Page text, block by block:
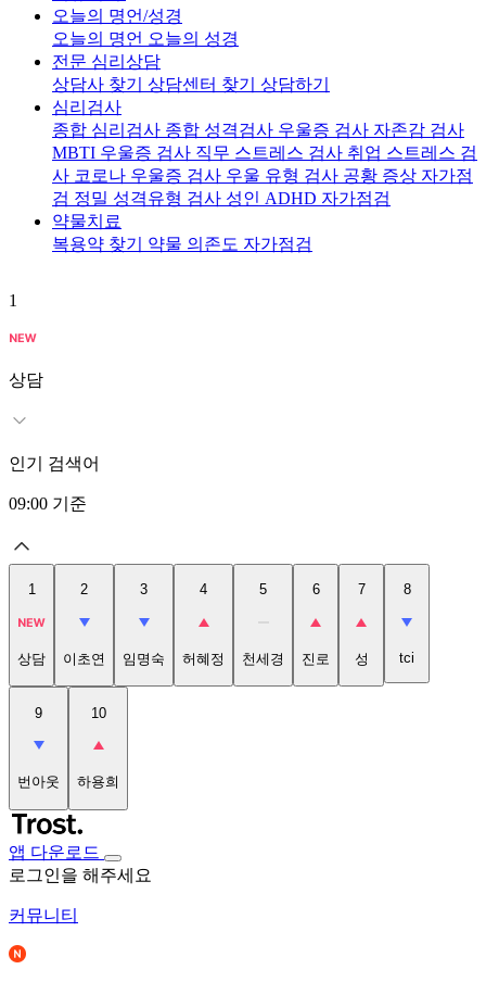
오늘의 명언/성경
오늘의 명언 오늘의 성경
전문 심리상담
상담사 찾기 상담센터 찾기 상담하기
심리검사
종합 심리검사 종합 성격검사 우울증 검사 자존감 검사
MBTI 우울증 검사 직무 스트레스 검사 취업 스트레스 검
사 코로나 우울증 검사 우울 유형 검사 공황 증상 자가점
검 정밀 성격유형 검사 성인 ADHD 자가점검
약물치료
복용약 찾기 약물 의존도 자가점검
1
상담
인기 검색어
09:00 기준
1
상담
2
이초연
3
임명숙
4
허혜정
5
천세경
6
진로
7
성
8
tci
9
번아웃
10
하용희
앱 다운로드
로그인을 해주세요
커뮤니티